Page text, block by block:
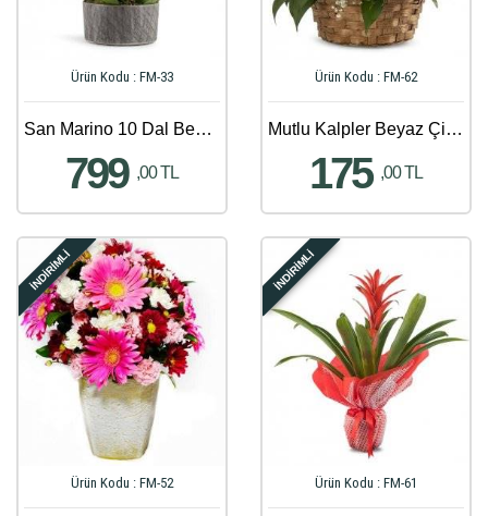
Ürün Kodu : FM-33
San Marino 10 Dal Beyaz Orkideler
799 ,00 TL
Ürün Kodu : FM-62
Mutlu Kalpler Beyaz Çiçek Sepeti Aranjmanı
175 ,00 TL
İNDİRİMLİ
Ürün Kodu : FM-52
İNDİRİMLİ
Ürün Kodu : FM-61